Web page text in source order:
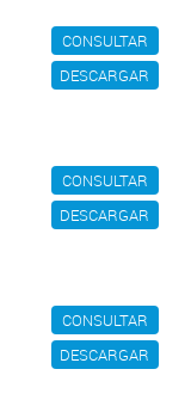
CONSULTAR
DESCARGAR
CONSULTAR
DESCARGAR
CONSULTAR
DESCARGAR